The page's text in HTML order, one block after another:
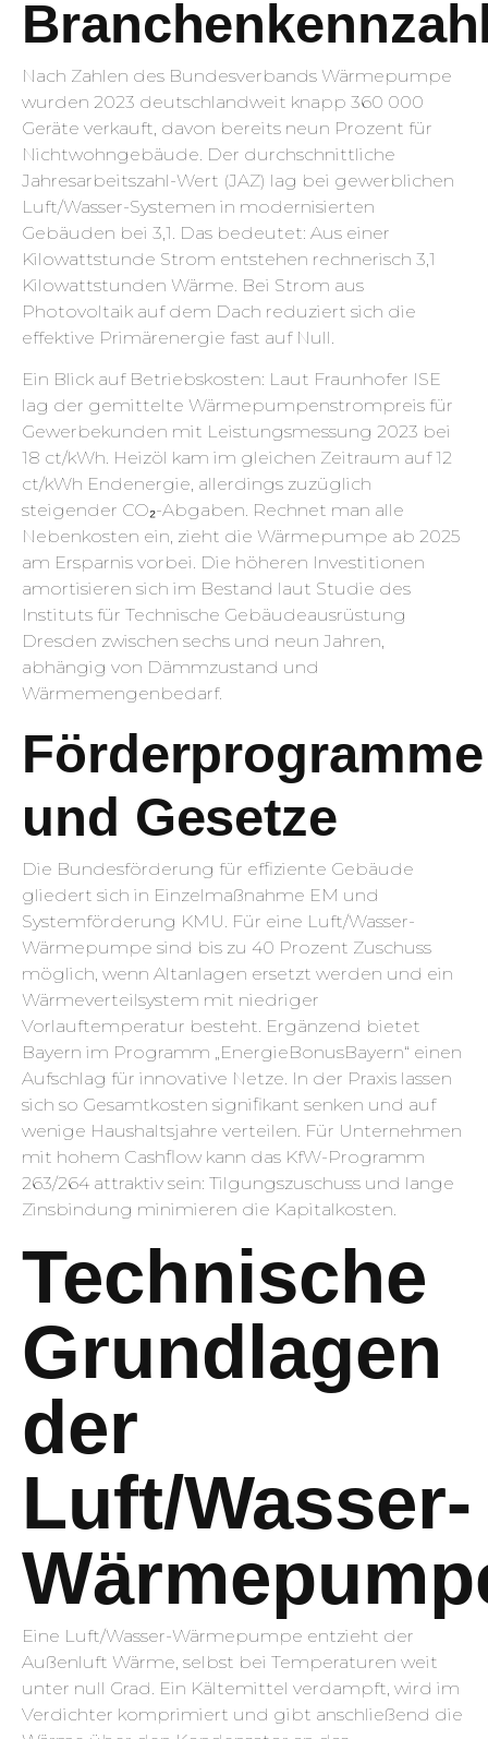
Nach Zahlen des Bundesverbands Wärmepumpe
wurden 2023 deutschlandweit knapp 360 000
Geräte verkauft, davon bereits neun Prozent für
Nichtwohngebäude. Der durchschnittliche
Jahresarbeitszahl-Wert (JAZ) lag bei gewerblichen
Luft/Wasser-Systemen in modernisierten
Gebäuden bei 3,1. Das bedeutet: Aus einer
Kilowattstunde Strom entstehen rechnerisch 3,1
Kilowattstunden Wärme. Bei Strom aus
Photovoltaik auf dem Dach reduziert sich die
effektive Primärenergie fast auf Null.
Ein Blick auf Betriebskosten: Laut Fraunhofer ISE
lag der gemittelte Wärmepumpenstrompreis für
Gewerbekunden mit Leistungsmessung 2023 bei
18 ct/kWh. Heizöl kam im gleichen Zeitraum auf 12
ct/kWh Endenergie, allerdings zuzüglich
steigender CO₂-Abgaben. Rechnet man alle
Nebenkosten ein, zieht die Wärmepumpe ab 2025
am Ersparnis vorbei. Die höheren Investitionen
amortisieren sich im Bestand laut Studie des
Instituts für Technische Gebäudeausrüstung
Dresden zwischen sechs und neun Jahren,
abhängig von Dämmzustand und
Wärmemengenbedarf.
Förderprogramme
und Gesetze
Die Bundesförderung für effiziente Gebäude
gliedert sich in Einzelmaßnahme EM und
Systemförderung KMU. Für eine Luft/Wasser-
Wärmepumpe sind bis zu 40 Prozent Zuschuss
möglich, wenn Altanlagen ersetzt werden und ein
Wärmeverteilsystem mit niedriger
Vorlauftemperatur besteht. Ergänzend bietet
Bayern im Programm „EnergieBonusBayern“ einen
Aufschlag für innovative Netze. In der Praxis lassen
sich so Gesamtkosten signifikant senken und auf
wenige Haushaltsjahre verteilen. Für Unternehmen
mit hohem Cashflow kann das KfW-Programm
263/264 attraktiv sein: Tilgungszuschuss und lange
Zinsbindung minimieren die Kapitalkosten.
Technische
Grundlagen
der
Luft/Wasser-
Eine Luft/Wasser-Wärmepumpe entzieht der
Außenluft Wärme, selbst bei Temperaturen weit
unter null Grad. Ein Kältemittel verdampft, wird im
Verdichter komprimiert und gibt anschließend die